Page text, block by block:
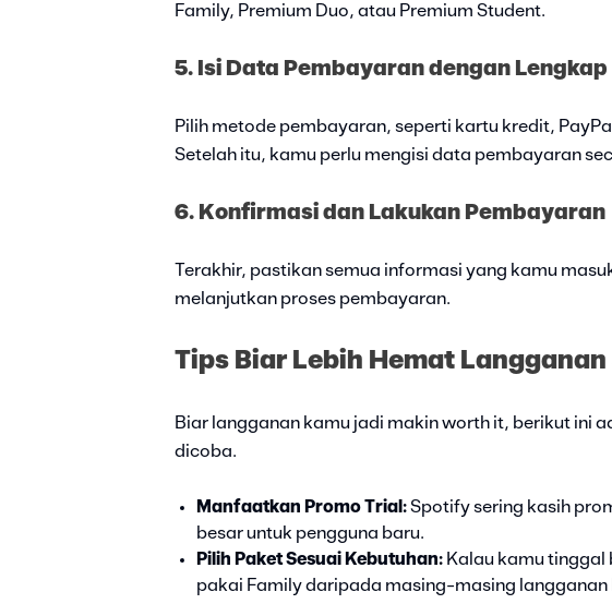
Family, Premium Duo, atau Premium Student.
5. Isi Data Pembayaran dengan Lengkap
Pilih metode pembayaran, seperti kartu kredit,
Setelah itu, kamu perlu mengisi data pembayaran
6. Konfirmasi dan Lakukan Pembayaran
Terakhir, pastikan semua informasi yang kamu
melanjutkan proses pembayaran.
Tips Biar Lebih Hemat
Biar langganan kamu jadi makin worth it, berikut ini
dicoba.
Manfaatkan Promo Trial:Spotify sering kasih
besar untuk pengguna baru.
Pilih Paket Sesuai Kebutuhan: Kalau kamu tinggal
pakai Family daripada masing-masing langganan